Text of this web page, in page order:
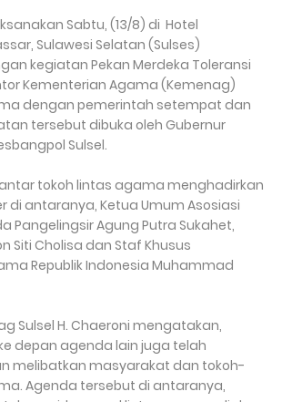
Sabtu, (13/8) di Hotel
Sulawesi Selatan (Sulses)
kegiatan Pekan Merdeka Toleransi
Kementerian Agama (Kemenag)
dengan pemerintah setempat dan
tersebut dibuka oleh Gubernur
Sulsel.
tokoh lintas agama menghadirkan
di antaranya, Ketua Umum Asosiasi
Pangelingsir Agung Putra Sukahet,
Siti Cholisa dan Staf Khusus
Republik Indonesia Muhammad
Sulsel H. Chaeroni mengatakan,
depan agenda lain juga telah
melibatkan masyarakat dan tokoh-
Agenda tersebut di antaranya,